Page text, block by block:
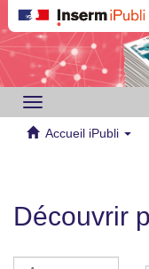
Toggle
navigation
Accueil iPubli
Découvrir